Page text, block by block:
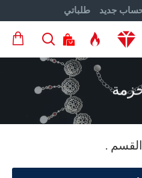
جديد طلباتي
.